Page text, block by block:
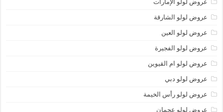
عروض لولو الإمارات
عروض لولو الشارقة
عروض لولو العين
عروض لولو الفجيرة
عروض لولو ام القيوين
عروض لولو دبي
عروض لولو رأس الخيمة
عروض لولو عجمان